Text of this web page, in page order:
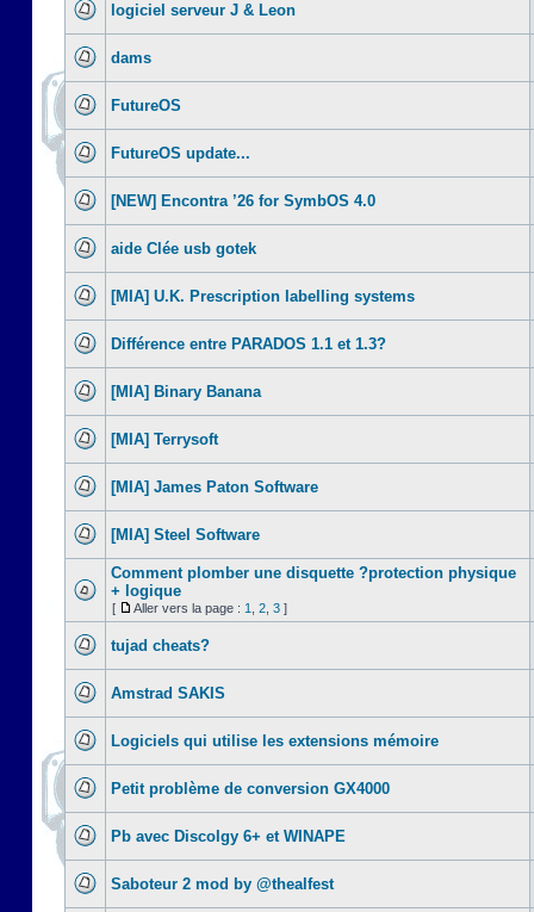
logiciel serveur J & Leon
dams
FutureOS
FutureOS update...
[NEW] Encontra ’26 for SymbOS 4.0
aide Clée usb gotek
[MIA] U.K. Prescription labelling systems
Différence entre PARADOS 1.1 et 1.3?
[MIA] Binary Banana
[MIA] Terrysoft
[MIA] James Paton Software
[MIA] Steel Software
Comment plomber une disquette ?protection physique
+ logique
[ Aller vers la page : 1 2 3 ]
tujad cheats?
Amstrad SAKIS
Logiciels qui utilise les extensions mémoire
Petit problème de conversion GX4000
Pb avec Discolgy 6+ et WINAPE
Saboteur 2 mod by @thealfest